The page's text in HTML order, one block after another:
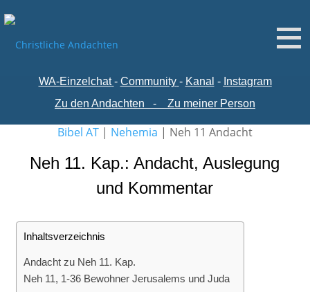
WA-Einzelchat - Community - Kanal - Instagram
Zu den Andachten
- Zu meiner Person
Bibel AT | Nehemia | Neh 11 Andacht
Neh 11. Kap.: Andacht, Auslegung
und Kommentar
Inhaltsverzeichnis
Andacht zu Neh 11. Kap.
Neh 11, 1-36 Bewohner Jerusalems und Juda